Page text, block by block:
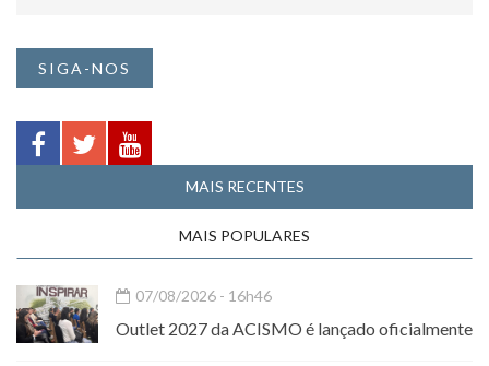
SIGA-NOS
MAIS RECENTES
MAIS POPULARES
07/08/2026 - 16h46
Outlet 2027 da ACISMO é lançado oficialmente